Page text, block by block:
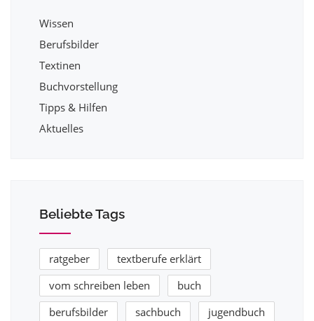
Wissen
Berufsbilder
Textinen
Buchvorstellung
Tipps & Hilfen
Aktuelles
Beliebte Tags
ratgeber
textberufe erklärt
vom schreiben leben
buch
berufsbilder
sachbuch
jugendbuch